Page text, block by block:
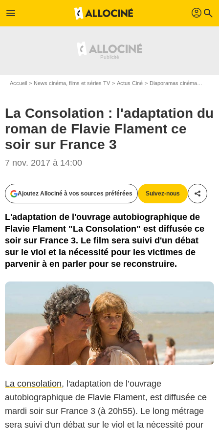
menu profil search
Accueil News cinéma, films et séries TV Actus Ciné Diaporamas cinéma
La Consolation : l'adaptation du
roman de Flavie Flament ce
soir sur France 3
7 nov. 2017 à 14:00
Ajoutez Allociné à vos sources préférées Suivez-nous
L'adaptation de l'ouvrage autobiographique de
Flavie Flament "La Consolation" est diffusée ce
soir sur France 3. Le film sera suivi d'un débat
sur le viol et la nécessité pour les victimes de
parvenir à en parler pour se reconstruire.
La consolation, l'adaptation de l’ouvrage
autobiographique de Flavie Flament, est diffusée ce
mardi soir sur France 3 (à 20h55). Le long métrage
sera suivi d'un débat sur le viol et la nécessité pour